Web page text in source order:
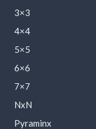
3×3
4×4
5×5
6×6
7×7
NxN
Pyraminx